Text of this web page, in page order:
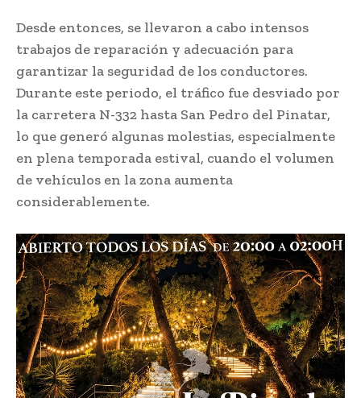
Desde entonces, se llevaron a cabo intensos
trabajos de reparación y adecuación para
garantizar la seguridad de los conductores.
Durante este periodo, el tráfico fue desviado por
la carretera N-332 hasta San Pedro del Pinatar,
lo que generó algunas molestias, especialmente
en plena temporada estival, cuando el volumen
de vehículos en la zona aumenta
considerablemente.